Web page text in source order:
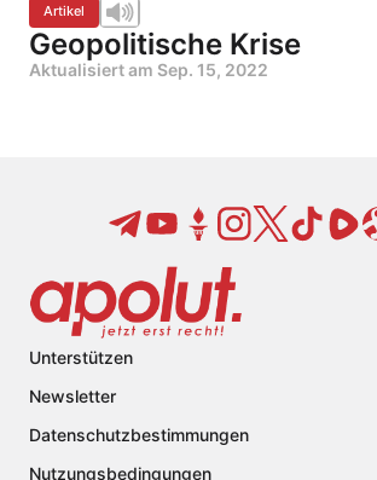
Artikel
Geopolitische Krise
Aktualisiert am Sep. 15, 2022
Unterstützen
Newsletter
Datenschutzbestimmungen
Nutzungsbedingungen